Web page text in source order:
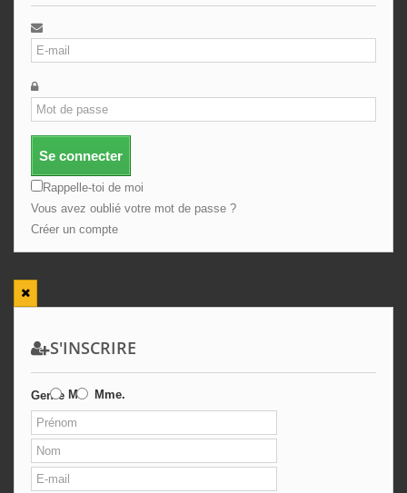
Se connecter
Rappelle-toi de moi
Vous avez oublié votre mot de passe ?
Créer un compte
S'INSCRIRE
Genre M. Mme.